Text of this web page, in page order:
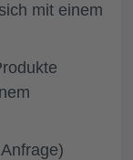
mit einem